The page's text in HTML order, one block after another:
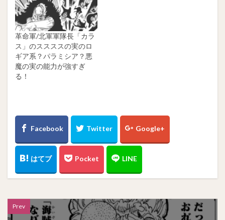
革命軍/北軍軍隊長「カラ
ス」のススススの実のロ
ギア系？パラミシア？悪
魔の実の能力が強すぎ
る！
Prev